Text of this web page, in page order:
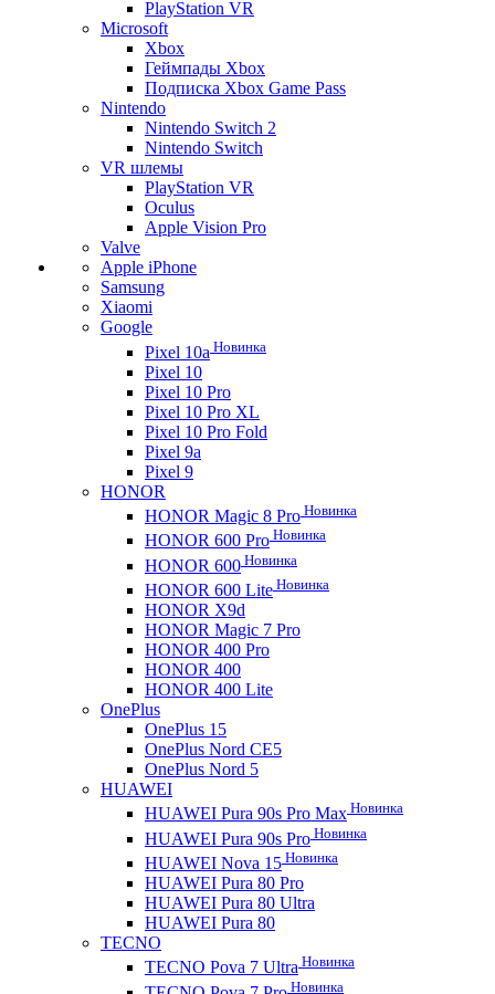
PlayStation VR
Microsoft
Xbox
Геймпады Xbox
Подписка Xbox Game Pass
Nintendo
Nintendo Switch 2
Nintendo Switch
VR шлемы
PlayStation VR
Oculus
Apple Vision Pro
Valve
Apple iPhone
Samsung
Xiaomi
Google
Pixel 10a Новинка
Pixel 10
Pixel 10 Pro
Pixel 10 Pro XL
Pixel 10 Pro Fold
Pixel 9a
Pixel 9
HONOR
HONOR Magic 8 Pro Новинка
HONOR 600 Pro Новинка
HONOR 600 Новинка
HONOR 600 Lite Новинка
HONOR X9d
HONOR Magic 7 Pro
HONOR 400 Pro
HONOR 400
HONOR 400 Lite
OnePlus
OnePlus 15
OnePlus Nord CE5
OnePlus Nord 5
HUAWEI
HUAWEI Pura 90s Pro Max Новинка
HUAWEI Pura 90s Pro Новинка
HUAWEI Nova 15 Новинка
HUAWEI Pura 80 Pro
HUAWEI Pura 80 Ultra
HUAWEI Pura 80
TECNO
TECNO Pova 7 Ultra Новинка
Новинка